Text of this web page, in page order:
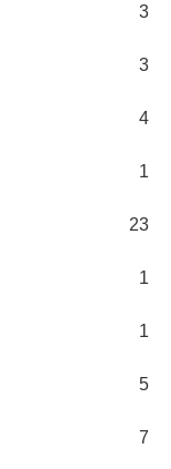
3
3
4
1
23
1
1
5
7